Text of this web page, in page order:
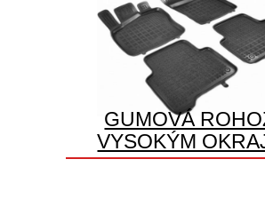
GUMOVÁ
VYSOKÝM